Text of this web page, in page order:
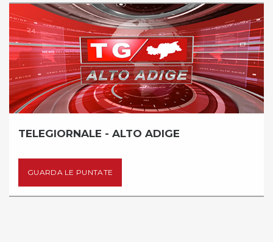
- ALTO ADIGE
PUNTATE